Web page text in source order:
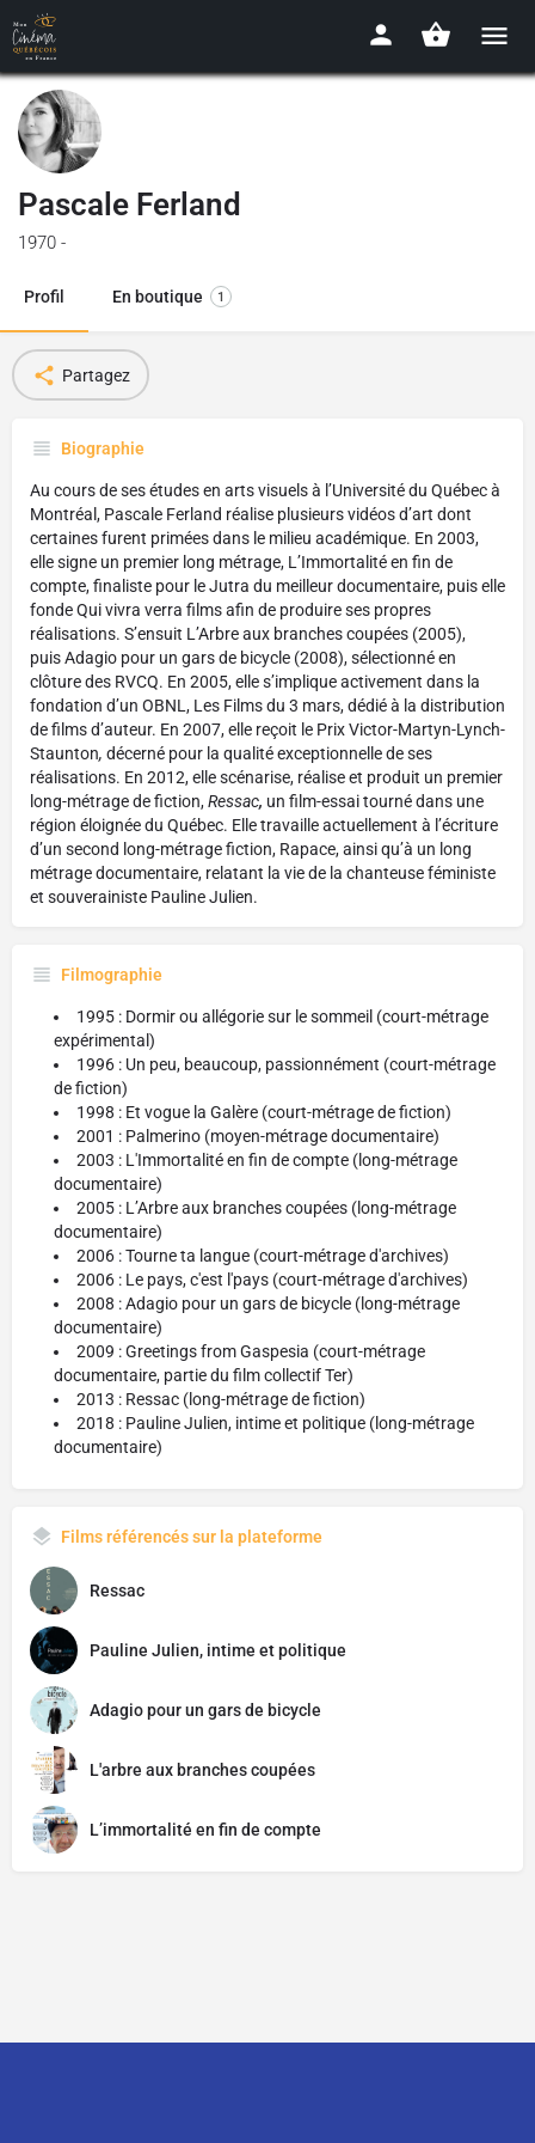
Pascale Ferland
1970 -
Profil En boutique 1
Partagez
Biographie
Au cours de ses études en arts visuels à l’Université du Québec à
Montréal, Pascale Ferland réalise plusieurs vidéos d’art dont
certaines furent primées dans le milieu académique. En 2003,
elle signe un premier long métrage, L’Immortalité en fin de
compte, finaliste pour le Jutra du meilleur documentaire, puis elle
fonde Qui vivra verra films afin de produire ses propres
réalisations. S’ensuit L’Arbre aux branches coupées (2005),
puis Adagio pour un gars de bicycle (2008), sélectionné en
clôture des RVCQ. En 2005, elle s’implique activement dans la
fondation d’un OBNL, Les Films du 3 mars, dédié à la distribution
de films d’auteur. En 2007, elle reçoit le Prix Victor-Martyn-Lynch-
Staunton, décerné pour la qualité exceptionnelle de ses
réalisations. En 2012, elle scénarise, réalise et produit un premier
long-métrage de fiction,Ressac, un film-essai tourné dans une
région éloignée du Québec. Elle travaille actuellement à l’écriture
d’un second long-métrage fiction, Rapace, ainsi qu’à un long
métrage documentaire, relatant la vie de la chanteuse féministe
et souverainiste Pauline Julien.
Filmographie
1995 : Dormir ou allégorie sur le sommeil (court-métrage
expérimental)
1996 : Un peu, beaucoup, passionnément (court-métrage
de fiction)
1998 : Et vogue la Galère (court-métrage de fiction)
2001 : Palmerino (moyen-métrage documentaire)
2003 : L'Immortalité en fin de compte (long-métrage
documentaire)
2005 : L’Arbre aux branches coupées (long-métrage
documentaire)
2006 : Tourne ta langue (court-métrage d'archives)
2006 : Le pays, c'est l'pays (court-métrage d'archives)
2008 : Adagio pour un gars de bicycle (long-métrage
documentaire)
2009 : Greetings from Gaspesia (court-métrage
documentaire, partie du film collectif Ter)
2013 : Ressac (long-métrage de fiction)
2018 : Pauline Julien, intime et politique (long-métrage
documentaire)
Films référencés sur la plateforme
Ressac
Pauline Julien, intime et politique
Adagio pour un gars de bicycle
L'arbre aux branches coupées
L’immortalité en fin de compte